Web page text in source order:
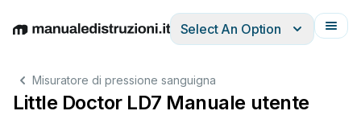
EnglishDeutschEspañolItalianoFrançais
Select An Option
Misuratore di pressione sanguigna
Little Doctor LD7 Manuale utente